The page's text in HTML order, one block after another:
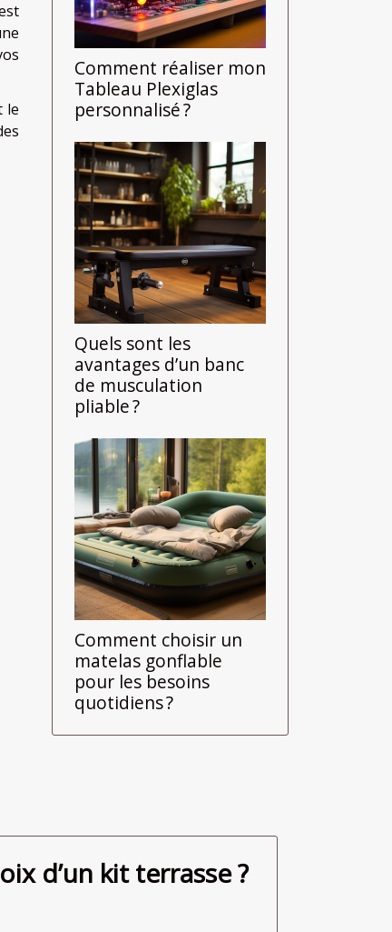
le
Comment réaliser mon
Tableau Plexiglas
personnalisé ?
Quels sont les
avantages d’un banc
de musculation
pliable ?
Comment choisir un
matelas gonflable
pour les besoins
quotidiens ?
d’un kit terrasse ?